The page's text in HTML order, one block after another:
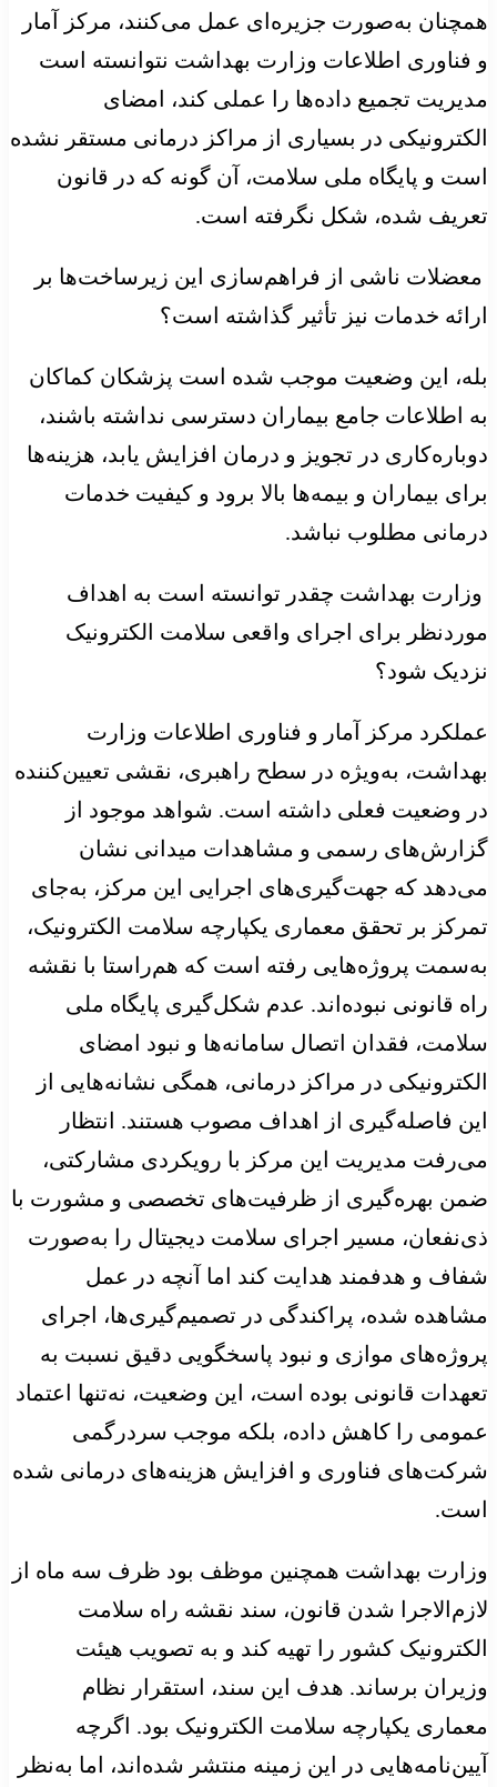
همچنان به‌صورت جزیره‌ای عمل می‌کنند، مرکز آمار
و فناوری اطلاعات وزارت بهداشت نتوانسته است
مدیریت تجمیع داده‌ها را عملی کند، امضای
الکترونیکی در بسیاری از مراکز درمانی مستقر نشده
است و پایگاه ملی سلامت، آن‌ گونه که در قانون
تعریف شده، شکل نگرفته است.
معضلات ناشی از فراهم‌سازی این زیرساخت‌ها بر
ارائه خدمات نیز تأثیر گذاشته است؟
بله، این وضعیت موجب شده است پزشکان کماکان
به اطلاعات جامع بیماران دسترسی نداشته باشند،
دوباره‌کاری در تجویز و درمان افزایش یابد، هزینه‌ها
برای بیماران و بیمه‌ها بالا برود و کیفیت خدمات
درمانی مطلوب نباشد.
وزارت بهداشت چقدر توانسته است به اهداف
موردنظر برای اجرای واقعی سلامت الکترونیک
نزدیک شود؟
عملکرد مرکز آمار و فناوری اطلاعات وزارت
بهداشت، به‌ویژه در سطح راهبری، نقشی تعیین‌کننده‌
در وضعیت فعلی داشته است. شواهد موجود از
گزارش‌های رسمی و مشاهدات میدانی نشان
می‌دهد که جهت‌گیری‌های اجرایی این مرکز، به‌جای
تمرکز بر تحقق معماری یکپارچه سلامت الکترونیک،
به‌سمت پروژه‌هایی رفته است که هم‌راستا با نقشه
راه قانونی نبوده‌اند. عدم شکل‌گیری پایگاه ملی
سلامت، فقدان اتصال سامانه‌ها و نبود امضای
الکترونیکی در مراکز درمانی، همگی نشانه‌هایی از
این فاصله‌گیری از اهداف مصوب هستند. انتظار
می‌رفت مدیریت این مرکز با رویکردی مشارکتی،
ضمن بهره‌گیری از ظرفیت‌های تخصصی و مشورت با
ذی‌نفعان، مسیر اجرای سلامت دیجیتال را به‌صورت
شفاف و هدفمند هدایت کند اما آنچه در عمل
مشاهده شده، پراکندگی در تصمیم‌گیری‌ها، اجرای
پروژه‌های موازی و نبود پاسخگویی دقیق نسبت به
تعهدات قانونی بوده است، این وضعیت، نه‌تنها اعتماد
عمومی را کاهش داده، بلکه موجب سردرگمی
شرکت‌های فناوری و افزایش هزینه‌های درمانی شده
است.
وزارت بهداشت همچنین موظف بود ظرف سه ماه از
لازم‌الاجرا شدن قانون، سند نقشه راه سلامت
الکترونیک کشور را تهیه کند و به تصویب هیئت
وزیران برساند. هدف این سند، استقرار نظام
معماری یکپارچه سلامت الکترونیک بود. اگرچه
آیین‌نامه‌هایی در این زمینه منتشر شده‌اند، اما به‌نظر